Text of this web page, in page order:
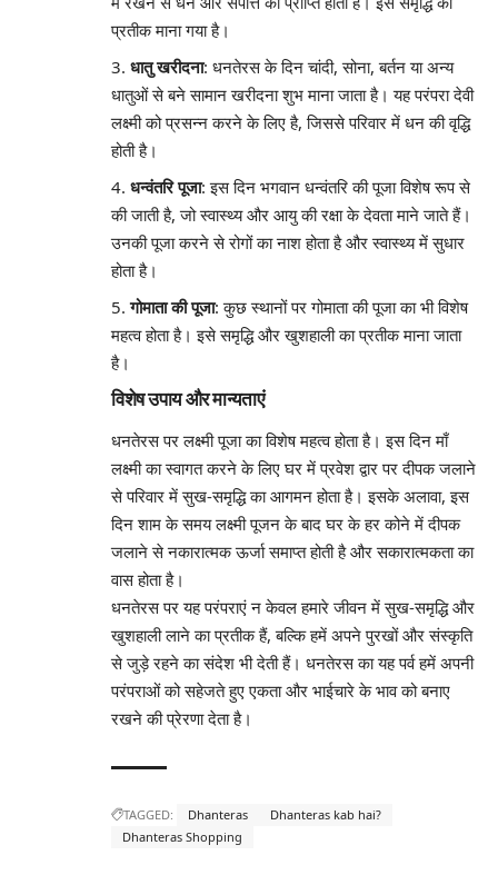
प्रतीक माना गया है।
धातु खरीदना: धनतेरस के दिन चांदी, सोना, बर्तन या अन्य
धातुओं से बने सामान खरीदना शुभ माना जाता है। यह परंपरा देवी
लक्ष्मी को प्रसन्न करने के लिए है, जिससे परिवार में धन की वृद्धि
होती है।
धन्वंतरि पूजा: इस दिन भगवान धन्वंतरि की पूजा विशेष रूप से
की जाती है, जो स्वास्थ्य और आयु की रक्षा के देवता माने जाते हैं।
उनकी पूजा करने से रोगों का नाश होता है और स्वास्थ्य में सुधार
होता है।
गोमाता की पूजा: कुछ स्थानों पर गोमाता की पूजा का भी विशेष
महत्व होता है। इसे समृद्धि और खुशहाली का प्रतीक माना जाता
है।
विशेष उपाय और मान्यताएं
धनतेरस पर लक्ष्मी पूजा का विशेष महत्व होता है। इस दिन माँ
लक्ष्मी का स्वागत करने के लिए घर में प्रवेश द्वार पर दीपक जलाने
से परिवार में सुख-समृद्धि का आगमन होता है। इसके अलावा, इस
दिन शाम के समय लक्ष्मी पूजन के बाद घर के हर कोने में दीपक
जलाने से नकारात्मक ऊर्जा समाप्त होती है और सकारात्मकता का
वास होता है।
धनतेरस पर यह परंपराएं न केवल हमारे जीवन में सुख-समृद्धि और
खुशहाली लाने का प्रतीक हैं, बल्कि हमें अपने पुरखों और संस्कृति
से जुड़े रहने का संदेश भी देती हैं। धनतेरस का यह पर्व हमें अपनी
परंपराओं को सहेजते हुए एकता और भाईचारे के भाव को बनाए
रखने की प्रेरणा देता है।
TAGGED: Dhanteras
Dhanteras kab hai?
Dhanteras Shopping